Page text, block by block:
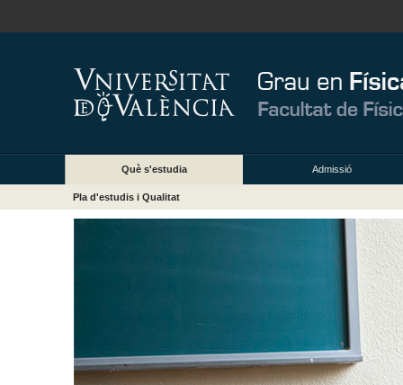
Què s'estudia Admissió
Pla d'estudis i Qualitat